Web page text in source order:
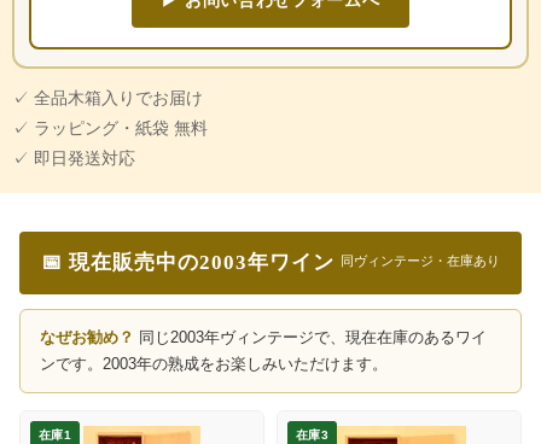
✓ 全品木箱入りでお届け
✓ ラッピング・紙袋 無料
✓ 即日発送対応
📅 現在販売中の2003年ワイン 同ヴィンテージ・在庫あり
なぜお勧め？ 同じ2003年ヴィンテージで、現在在庫のあるワイ
ンです。2003年の熟成をお楽しみいただけます。
在庫1 在庫3